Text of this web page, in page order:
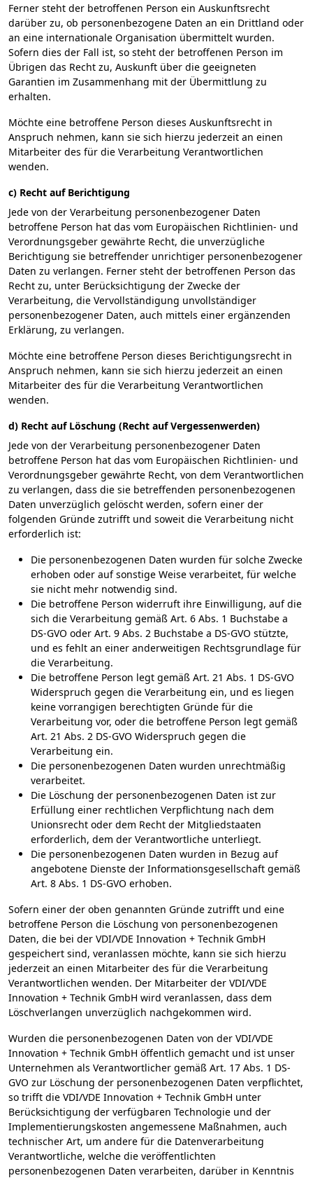
Ferner steht der betroffenen Person ein Auskunftsrecht
darüber zu, ob personenbezogene Daten an ein Drittland oder
an eine internationale Organisation übermittelt wurden.
Sofern dies der Fall ist, so steht der betroffenen Person im
Übrigen das Recht zu, Auskunft über die geeigneten
Garantien im Zusammenhang mit der Übermittlung zu
erhalten.
Möchte eine betroffene Person dieses Auskunftsrecht in
Anspruch nehmen, kann sie sich hierzu jederzeit an einen
Mitarbeiter des für die Verarbeitung Verantwortlichen
wenden.
c) Recht auf Berichtigung
Jede von der Verarbeitung personenbezogener Daten
betroffene Person hat das vom Europäischen Richtlinien- und
Verordnungsgeber gewährte Recht, die unverzügliche
Berichtigung sie betreffender unrichtiger personenbezogener
Daten zu verlangen. Ferner steht der betroffenen Person das
Recht zu, unter Berücksichtigung der Zwecke der
Verarbeitung, die Vervollständigung unvollständiger
personenbezogener Daten, auch mittels einer ergänzenden
Erklärung, zu verlangen.
Möchte eine betroffene Person dieses Berichtigungsrecht in
Anspruch nehmen, kann sie sich hierzu jederzeit an einen
Mitarbeiter des für die Verarbeitung Verantwortlichen
wenden.
d) Recht auf Löschung (Recht auf Vergessenwerden)
Jede von der Verarbeitung personenbezogener Daten
betroffene Person hat das vom Europäischen Richtlinien- und
Verordnungsgeber gewährte Recht, von dem Verantwortlichen
zu verlangen, dass die sie betreffenden personenbezogenen
Daten unverzüglich gelöscht werden, sofern einer der
folgenden Gründe zutrifft und soweit die Verarbeitung nicht
erforderlich ist:
Die personenbezogenen Daten wurden für solche Zwecke
erhoben oder auf sonstige Weise verarbeitet, für welche
sie nicht mehr notwendig sind.
Die betroffene Person widerruft ihre Einwilligung, auf die
sich die Verarbeitung gemäß Art. 6 Abs. 1 Buchstabe a
DS-GVO oder Art. 9 Abs. 2 Buchstabe a DS-GVO stützte,
und es fehlt an einer anderweitigen Rechtsgrundlage für
die Verarbeitung.
Die betroffene Person legt gemäß Art. 21 Abs. 1 DS-GVO
Widerspruch gegen die Verarbeitung ein, und es liegen
keine vorrangigen berechtigten Gründe für die
Verarbeitung vor, oder die betroffene Person legt gemäß
Art. 21 Abs. 2 DS-GVO Widerspruch gegen die
Verarbeitung ein.
Die personenbezogenen Daten wurden unrechtmäßig
verarbeitet.
Die Löschung der personenbezogenen Daten ist zur
Erfüllung einer rechtlichen Verpflichtung nach dem
Unionsrecht oder dem Recht der Mitgliedstaaten
erforderlich, dem der Verantwortliche unterliegt.
Die personenbezogenen Daten wurden in Bezug auf
angebotene Dienste der Informationsgesellschaft gemäß
Art. 8 Abs. 1 DS-GVO erhoben.
Sofern einer der oben genannten Gründe zutrifft und eine
betroffene Person die Löschung von personenbezogenen
Daten, die bei der VDI/VDE Innovation + Technik GmbH
gespeichert sind, veranlassen möchte, kann sie sich hierzu
jederzeit an einen Mitarbeiter des für die Verarbeitung
Verantwortlichen wenden. Der Mitarbeiter der VDI/VDE
Innovation + Technik GmbH wird veranlassen, dass dem
Löschverlangen unverzüglich nachgekommen wird.
Wurden die personenbezogenen Daten von der VDI/VDE
Innovation + Technik GmbH öffentlich gemacht und ist unser
Unternehmen als Verantwortlicher gemäß Art. 17 Abs. 1 DS-
GVO zur Löschung der personenbezogenen Daten verpflichtet,
so trifft die VDI/VDE Innovation + Technik GmbH unter
Berücksichtigung der verfügbaren Technologie und der
Implementierungskosten angemessene Maßnahmen, auch
technischer Art, um andere für die Datenverarbeitung
Verantwortliche, welche die veröffentlichten
personenbezogenen Daten verarbeiten, darüber in Kenntnis